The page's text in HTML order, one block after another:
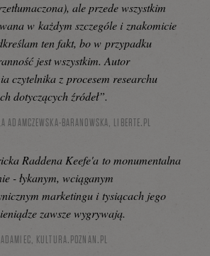
ale przede wszystkim
w każdym szczególe i znakomicie
ten fakt, bo w przypadku
jest wszystkim. Autor
czytelnika z procesem researchu
dotyczących źródeł”.
ADAMCZEWSKA-BARANOWSKA, LIBERTE.PL
Raddena Keefe'a to monumentalna
- łykanym, wciąganym
marketingu i tysiącach jego
zawsze wygrywają.
KULTURA.POZNAN.PL